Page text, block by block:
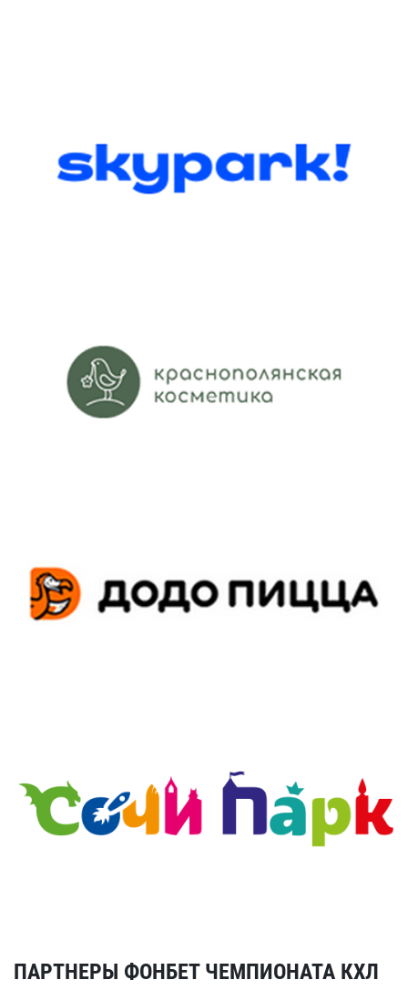
ПАРТНЕРЫ ФОНБЕТ ЧЕМПИОНАТА КХЛ